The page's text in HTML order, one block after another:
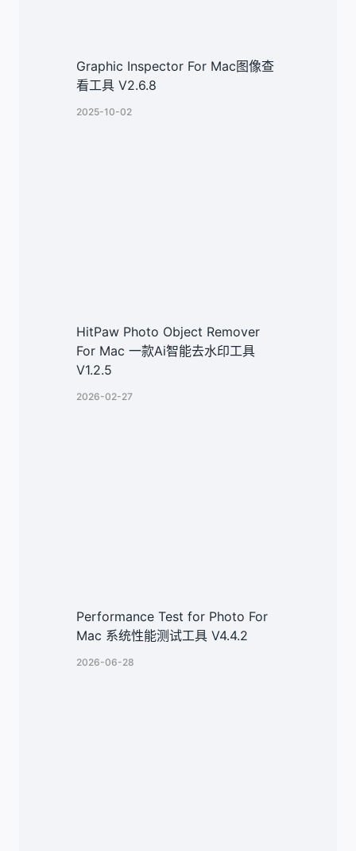
Graphic Inspector For Mac图像查
看工具 V2.6.8
2025-10-02
HitPaw Photo Object Remover
For Mac 一款Ai智能去水印工具
V1.2.5
2026-02-27
Performance Test for Photo For
Mac 系统性能测试工具 V4.4.2
2026-06-28